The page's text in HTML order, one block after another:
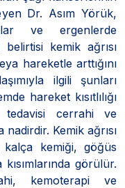
Dr. Asım Yörük,
ve ergenlerde
kemik ağrısı
hareketle arttığını
ilgili şunları
hareket kısıtlılığı
tedavisi cerrahi ve
Kemik ağrısı
kemiği, göğüs
görülür.
kemoterapi ve